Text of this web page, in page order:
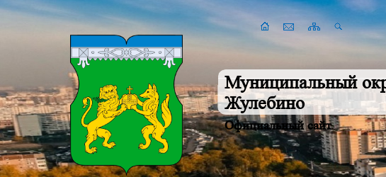
Муниципальный
Жулебино
Официальный сайт